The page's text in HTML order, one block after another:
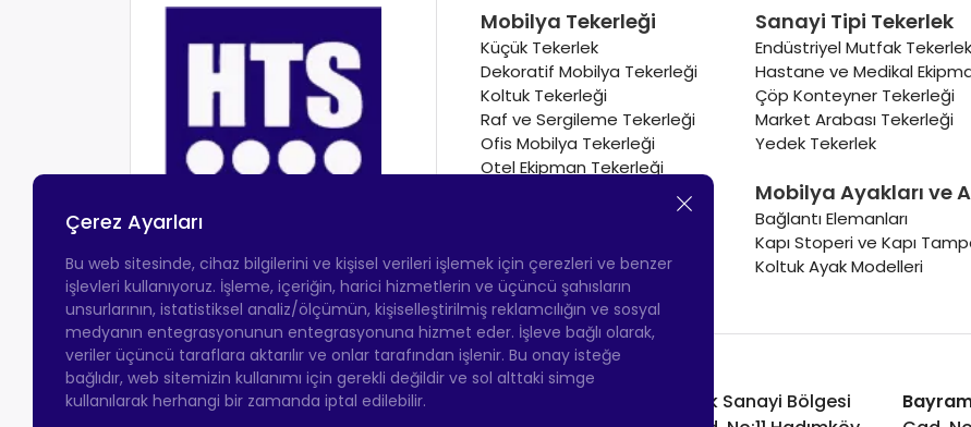
Mobilya Tekerleği
Küçük Tekerlek
Dekoratif Mobilya Tekerleği
Koltuk Tekerleği
Raf ve Sergileme Tekerleği
Ofis Mobilya Tekerleği
Otel Ekipman Tekerleği
Soğutucu ve Isıtıcı Tekerleği
Sanayi Tipi Tekerlek
Endüstriyel Mutfak
Hastane ve Medikal
Çöp Konteyner Tekerleği
Market Arabası Tekerleği
Yedek Tekerlek
Mobilya Ayakları ve
Bağlantı Elemanları
Kapı Stoperi ve Kapı
Koltuk Ayak Modelleri
Atatürk Sanayi Bölgesi
Çerez Ayarları
Bu web sitesinde, cihaz bilgilerini ve kişisel verileri işlemek için çerezleri ve benzer
işlevleri kullanıyoruz. İşleme, içeriğin, harici hizmetlerin ve üçüncü şahısların
unsurlarının, istatistiksel analiz/ölçümün, kişiselleştirilmiş reklamcılığın ve sosyal
medyanın entegrasyonunun entegrasyonuna hizmet eder. İşleve bağlı olarak,
veriler üçüncü taraflara aktarılır ve onlar tarafından işlenir. Bu onay isteğe
bağlıdır, web sitemizin kullanımı için gerekli değildir ve sol alttaki simge
kullanılarak herhangi bir zamanda iptal edilebilir.